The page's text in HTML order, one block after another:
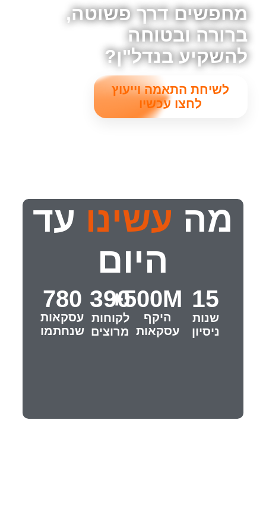
מחפשים דרך פשוטה,
ברורה ובטוחה
להשקיע בנדל"ן?
לשיחת התאמה וייעוץ
לחצו עכשיו
מה עשינו עד
היום
15
שנות
ניסיון
500M+
היקף
עסקאות
390
לקוחות
מרוצים
780
עסקאות
שנחתמו